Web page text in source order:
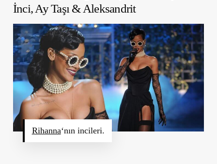
İnci, Ay Taşı & Aleksandrit
Rihanna‘nın incileri.